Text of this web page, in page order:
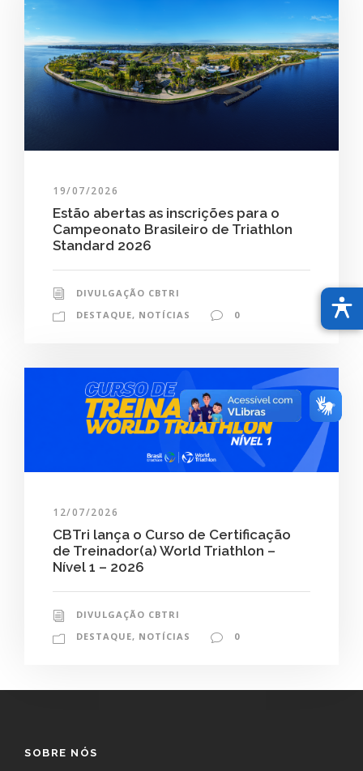
19/07/2026
Estão abertas as inscrições para o
Campeonato Brasileiro de Triathlon
Standard 2026
DIVULGAÇÃO CBTRI
DESTAQUE, NOTÍCIAS 0
12/07/2026
CBTri lança o Curso de Certificação
de Treinador(a) World Triathlon –
Nível 1 – 2026
DIVULGAÇÃO CBTRI
DESTAQUE, NOTÍCIAS 0
SOBRE NÓS